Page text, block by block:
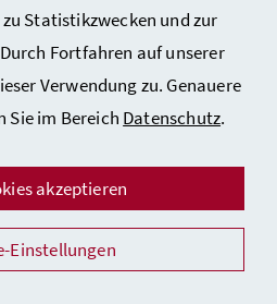
Statistikzwecken und zur
Fortfahren auf unserer
Verwendung zu. Genauere
Sie im Bereich Datenschutz.
akzeptieren
Einstellungen
Bericht 2025